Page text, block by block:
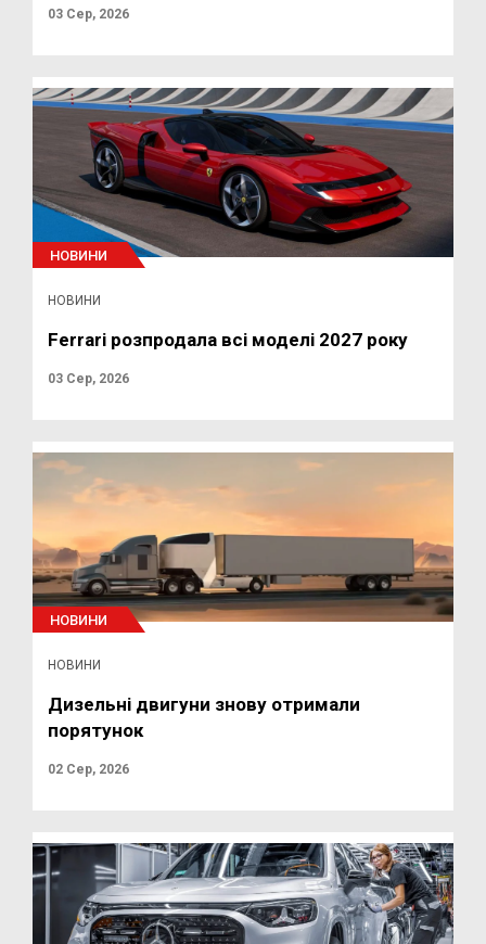
03 Сер, 2026
НОВИНИ
НОВИНИ
Ferrari розпродала всі моделі 2027 року
03 Сер, 2026
НОВИНИ
НОВИНИ
Дизельні двигуни знову отримали
порятунок
02 Сер, 2026